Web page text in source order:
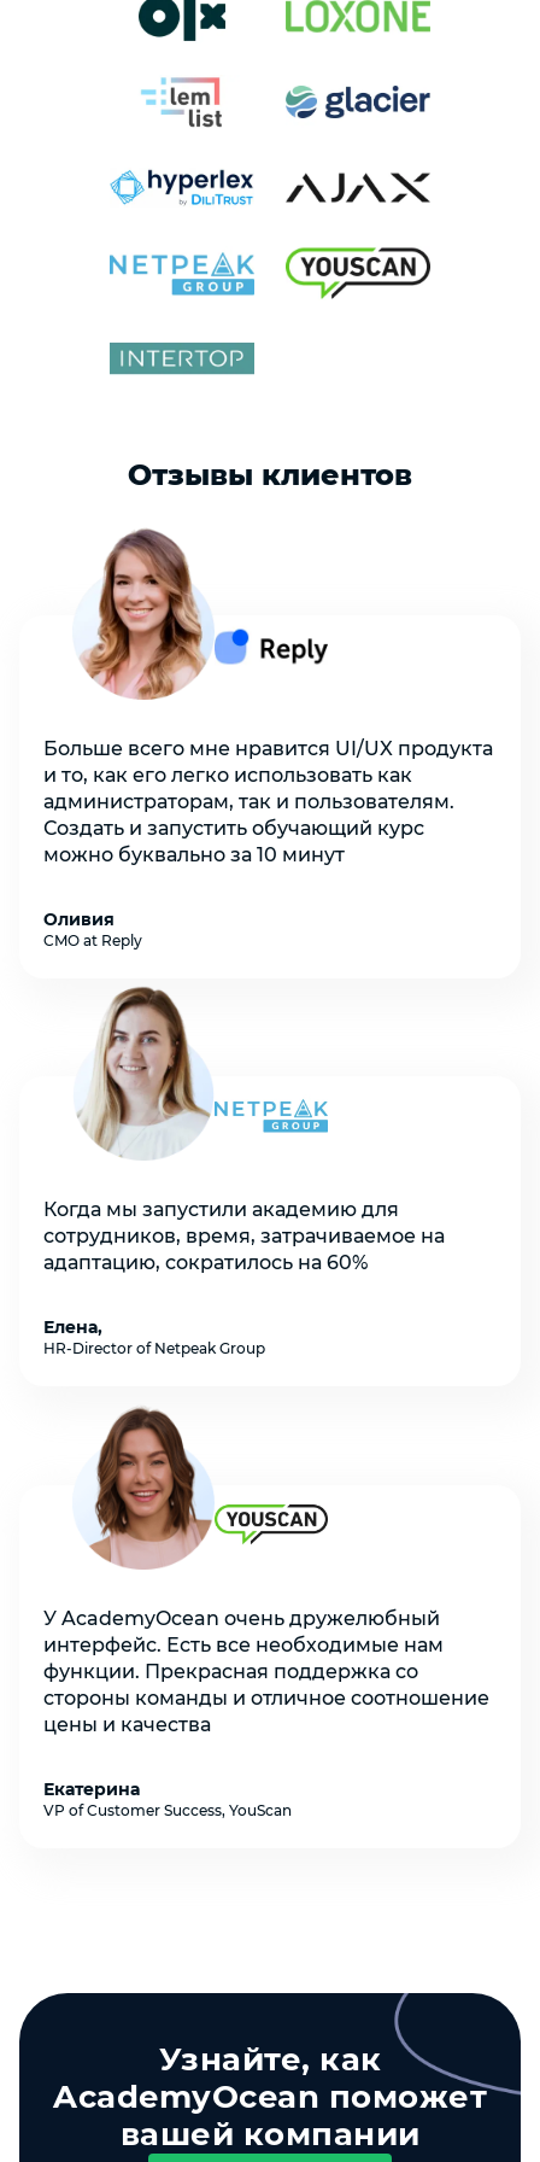
Отзывы клиентов
Больше всего мне нравится UI/UX продукта
и то, как его легко использовать как
администраторам, так и пользователям.
Создать и запустить обучающий курс
можно буквально за 10 минут
Оливия
CMO at Reply
Когда мы запустили академию для
сотрудников, время, затрачиваемое на
адаптацию, сократилось на 60%
Елена,
HR-Director of Netpeak Group
У AcademyOcean очень дружелюбный
интерфейс. Есть все необходимые нам
функции. Прекрасная поддержка со
стороны команды и отличное соотношение
цены и качества
Екатерина
VP of Customer Success, YouScan
Узнайте, как
AcademyOcean поможет
вашей компании